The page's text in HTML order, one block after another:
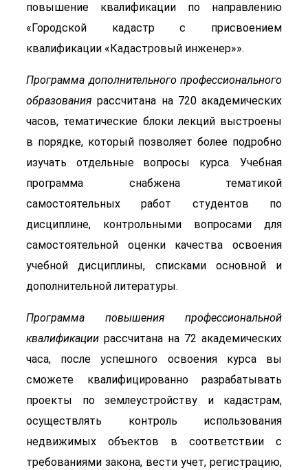
повышение квалификации по направлению
«Городской кадастр с присвоением
квалификации «Кадастровый инженер»».
Программа дополнительного профессионального
образования рассчитана на 720 академических
часов, тематические блоки лекций выстроены
в порядке, который позволяет более подробно
изучать отдельные вопросы курса. Учебная
программа снабжена тематикой
самостоятельных работ студентов по
дисциплине, контрольными вопросами для
самостоятельной оценки качества освоения
учебной дисциплины, списками основной и
дополнительной литературы.
Программа повышения профессиональной
квалификации рассчитана на 72 академических
часа, после успешного освоения курса вы
сможете квалифицированно разрабатывать
проекты по землеустройству и кадастрам,
осуществлять контроль использования
недвижимых объектов в соответствии с
требованиями закона, вести учет, регистрацию,